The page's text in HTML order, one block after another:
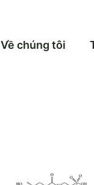
Về chúng tôi